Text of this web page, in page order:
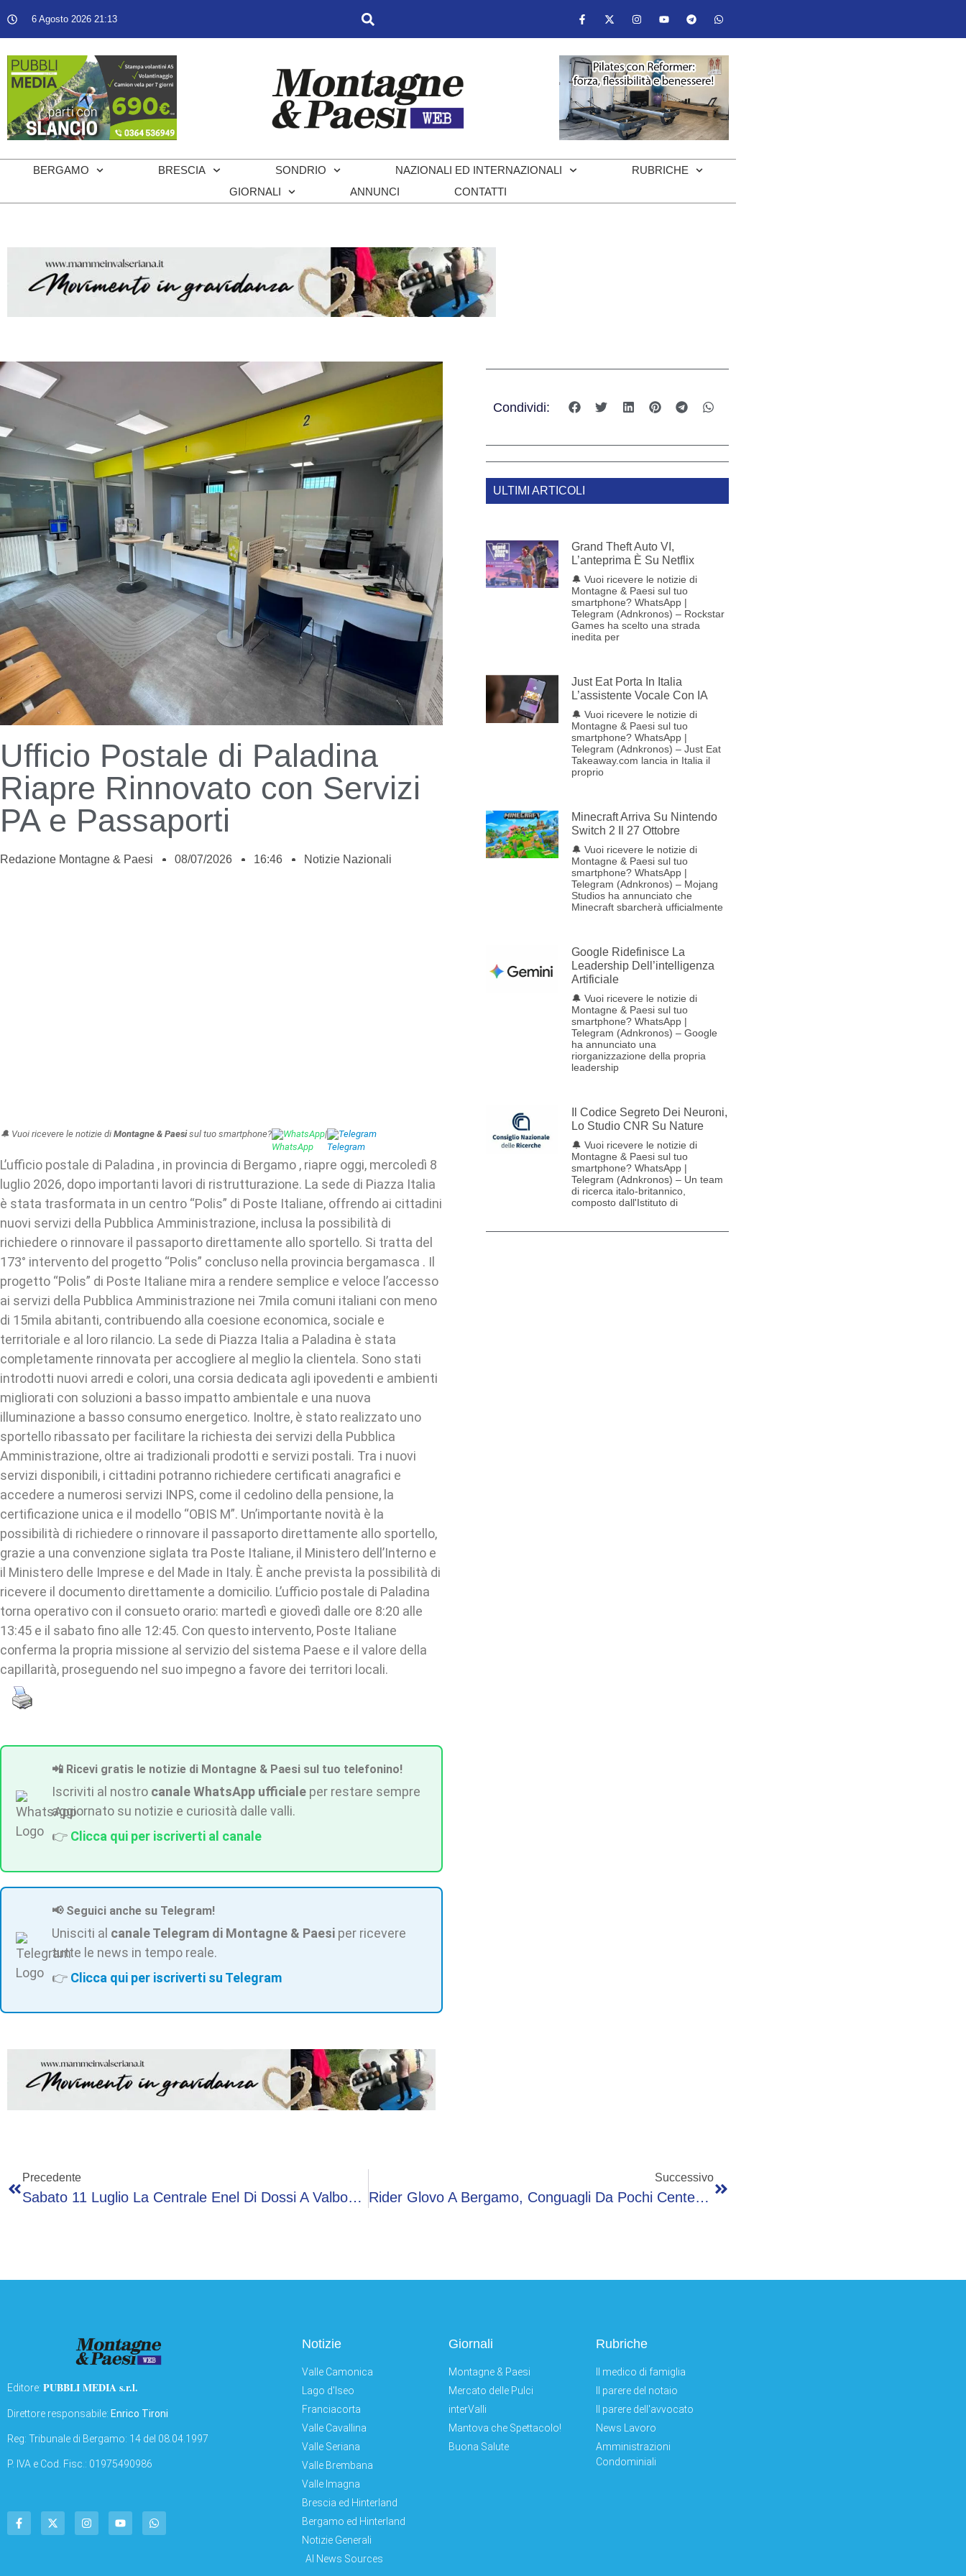
6 Agosto 2026 21:13
BERGAMO BRESCIA SONDRIO NAZIONALI ED INTERNAZIONALI
RUBRICHE
GIORNALI
ANNUNCI CONTATTI
Ufficio Postale di Paladina
Riapre Rinnovato con Servizi
PA e Passaporti
Redazione Montagne & Paesi 08/07/2026 16:46 Notizie Nazionali
🔔 Vuoi ricevere le notizie di Montagne & Paesisul tuo smartphone? WhatsApp| Telegram
L’ufficio postale di Paladina , in provincia di Bergamo , riapre oggi, mercoledì 8
luglio 2026, dopo importanti lavori di ristrutturazione. La sede di Piazza Italia
è stata trasformata in un centro “Polis” di Poste Italiane, offrendo ai cittadini
nuovi servizi della Pubblica Amministrazione, inclusa la possibilità di
richiedere o rinnovare il passaporto direttamente allo sportello. Si tratta del
173° intervento del progetto “Polis” concluso nella provincia bergamasca . Il
progetto “Polis” di Poste Italiane mira a rendere semplice e veloce l’accesso
ai servizi della Pubblica Amministrazione nei 7mila comuni italiani con meno
di 15mila abitanti, contribuendo alla coesione economica, sociale e
territoriale e al loro rilancio. La sede di Piazza Italia a Paladina è stata
completamente rinnovata per accogliere al meglio la clientela. Sono stati
introdotti nuovi arredi e colori, una corsia dedicata agli ipovedenti e ambienti
migliorati con soluzioni a basso impatto ambientale e una nuova
illuminazione a basso consumo energetico. Inoltre, è stato realizzato uno
sportello ribassato per facilitare la richiesta dei servizi della Pubblica
Amministrazione, oltre ai tradizionali prodotti e servizi postali. Tra i nuovi
servizi disponibili, i cittadini potranno richiedere certificati anagrafici e
accedere a numerosi servizi INPS, come il cedolino della pensione, la
certificazione unica e il modello “OBIS M”. Un’importante novità è la
possibilità di richiedere o rinnovare il passaporto direttamente allo sportello,
grazie a una convenzione siglata tra Poste Italiane, il Ministero dell’Interno e
il Ministero delle Imprese e del Made in Italy. È anche prevista la possibilità di
ricevere il documento direttamente a domicilio. L’ufficio postale di Paladina
torna operativo con il consueto orario: martedì e giovedì dalle ore 8:20 alle
13:45 e il sabato fino alle 12:45. Con questo intervento, Poste Italiane
conferma la propria missione al servizio del sistema Paese e il valore della
capillarità, proseguendo nel suo impegno a favore dei territori locali.
📲 Ricevi gratis le notizie di Montagne & Paesi sul tuo telefonino!
Iscriviti al nostro canale WhatsApp ufficiale per restare sempre
aggiornato su notizie e curiosità dalle valli.
👉 Clicca qui per iscriverti al canale
📢 Seguici anche su Telegram!
Unisciti al canale Telegram di Montagne & Paesi per ricevere
tutte le news in tempo reale.
👉 Clicca qui per iscriverti su Telegram
Condividi:
ULTIMI ARTICOLI
Grand Theft Auto VI,
L’anteprima È Su Netflix
🔔 Vuoi ricevere le notizie di
Montagne & Paesi sul tuo
smartphone? WhatsApp |
Telegram (Adnkronos) – Rockstar
Games ha scelto una strada
inedita per
Just Eat Porta In Italia
L’assistente Vocale Con IA
🔔 Vuoi ricevere le notizie di
Montagne & Paesi sul tuo
smartphone? WhatsApp |
Telegram (Adnkronos) – Just Eat
Takeaway.com lancia in Italia il
proprio
Minecraft Arriva Su Nintendo
Switch 2 Il 27 Ottobre
🔔 Vuoi ricevere le notizie di
Montagne & Paesi sul tuo
smartphone? WhatsApp |
Telegram (Adnkronos) – Mojang
Studios ha annunciato che
Minecraft sbarcherà ufficialmente
Google Ridefinisce La
Leadership Dell’intelligenza
Artificiale
🔔 Vuoi ricevere le notizie di
Montagne & Paesi sul tuo
smartphone? WhatsApp |
Telegram (Adnkronos) – Google
ha annunciato una
riorganizzazione della propria
leadership
Il Codice Segreto Dei Neuroni,
Lo Studio CNR Su Nature
🔔 Vuoi ricevere le notizie di
Montagne & Paesi sul tuo
smartphone? WhatsApp |
Telegram (Adnkronos) – Un team
di ricerca italo-britannico,
composto dall'Istituto di
Precedente
Sabato 11 Luglio La Centrale Enel Di Dossi A Valbondione “A Porte Aperte” Con Camminate, Visite E Cascate Del Serio
Successivo
Rider Glovo A Bergamo, Conguagli Da Pochi Centesimi Dopo Mesi Di Lavoro
Editore: PUBBLI MEDIA s.r.l.
Direttore responsabile: Enrico Tironi
Reg: Tribunale di Bergamo: 14 del 08.04.1997
P. IVA e Cod. Fisc.: 01975490986
Notizie
Valle Camonica
Lago d'Iseo
Franciacorta
Valle Cavallina
Valle Seriana
Valle Brembana
Valle Imagna
Brescia ed Hinterland
Bergamo ed Hinterland
Notizie Generali
AI News Sources
Giornali
Montagne & Paesi
Mercato delle Pulci
interValli
Mantova che Spettacolo!
Buona Salute
Rubriche
Il medico di famiglia
Il parere del notaio
Il parere dell'avvocato
News Lavoro
Amministrazioni
Condominiali